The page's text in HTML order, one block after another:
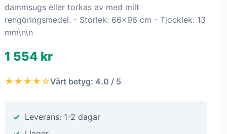
dammsugs eller torkas av med milt
rengöringsmedel. - Storlek: 66x96 cm - Tjocklek: 13
mm\n\n
1 554 kr
★★★★☆Vårt betyg: 4.0 / 5
Leverans: 1-2 dagar